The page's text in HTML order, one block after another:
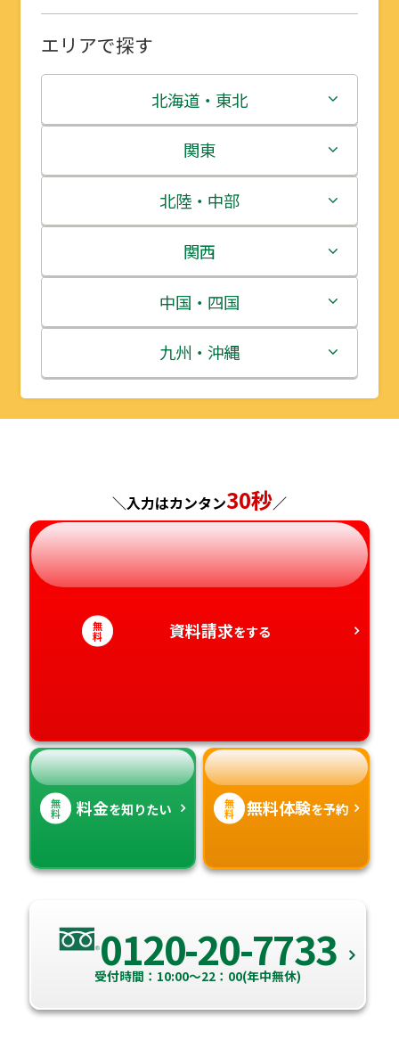
エリアで探す
北海道・東北
北海道
青森県
岩手県
宮城県
秋田県
山形県
関東
茨城県
栃木県
群馬県
埼玉県
千葉県
神奈川県
北陸・中部
新潟県
富山県
石川県
福井県
長野県
岐阜県
愛知県
関西
三重県
滋賀県
京都府
兵庫県
奈良県
中国・四国
鳥取県
島根県
広島県
山口県
高知県
九州・沖縄
福岡県
長崎県
熊本県
沖縄県
＼入力はカンタン30秒／
無
料 資料請求をする
無
料 料金を知りたい 無
料 無料体験を予約
0120-20-7733
受付時間：10:00～22：00(年中無休)